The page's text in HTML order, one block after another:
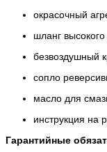
окрасочный
шланг
безвоздушный
сопло
масло для
инструкция на
Гарантийные